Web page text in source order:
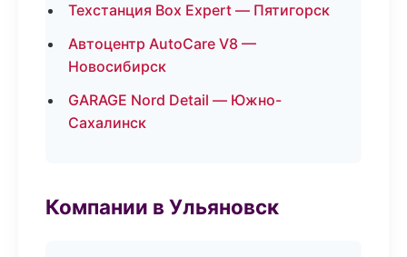
Техстанция Box Expert — Пятигорск
Автоцентр AutoCare V8 —
Новосибирск
GARAGE Nord Detail — Южно-
Сахалинск
Компании в Ульяновск